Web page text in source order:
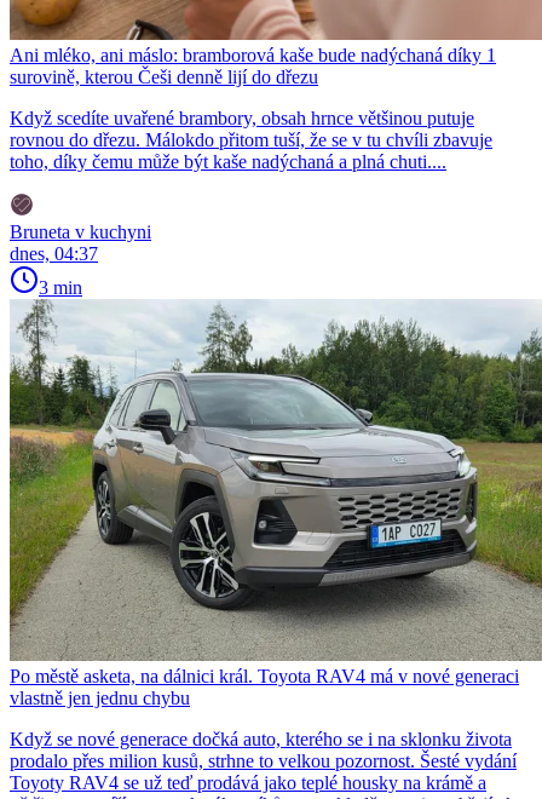
Ani mléko, ani máslo: bramborová kaše bude nadýchaná díky 1
surovině, kterou Češi denně lijí do dřezu
Když scedíte uvařené brambory, obsah hrnce většinou putuje
rovnou do dřezu. Málokdo přitom tuší, že se v tu chvíli zbavuje
toho, díky čemu může být kaše nadýchaná a plná chuti....
Bruneta v kuchyni
dnes, 04:37
3 min
Po městě asketa, na dálnici král. Toyota RAV4 má v nové generaci
vlastně jen jednu chybu
Když se nové generace dočká auto, kterého se i na sklonku života
prodalo přes milion kusů, strhne to velkou pozornost. Šesté vydání
Toyoty RAV4 se už teď prodává jako teplé housky na krámě a